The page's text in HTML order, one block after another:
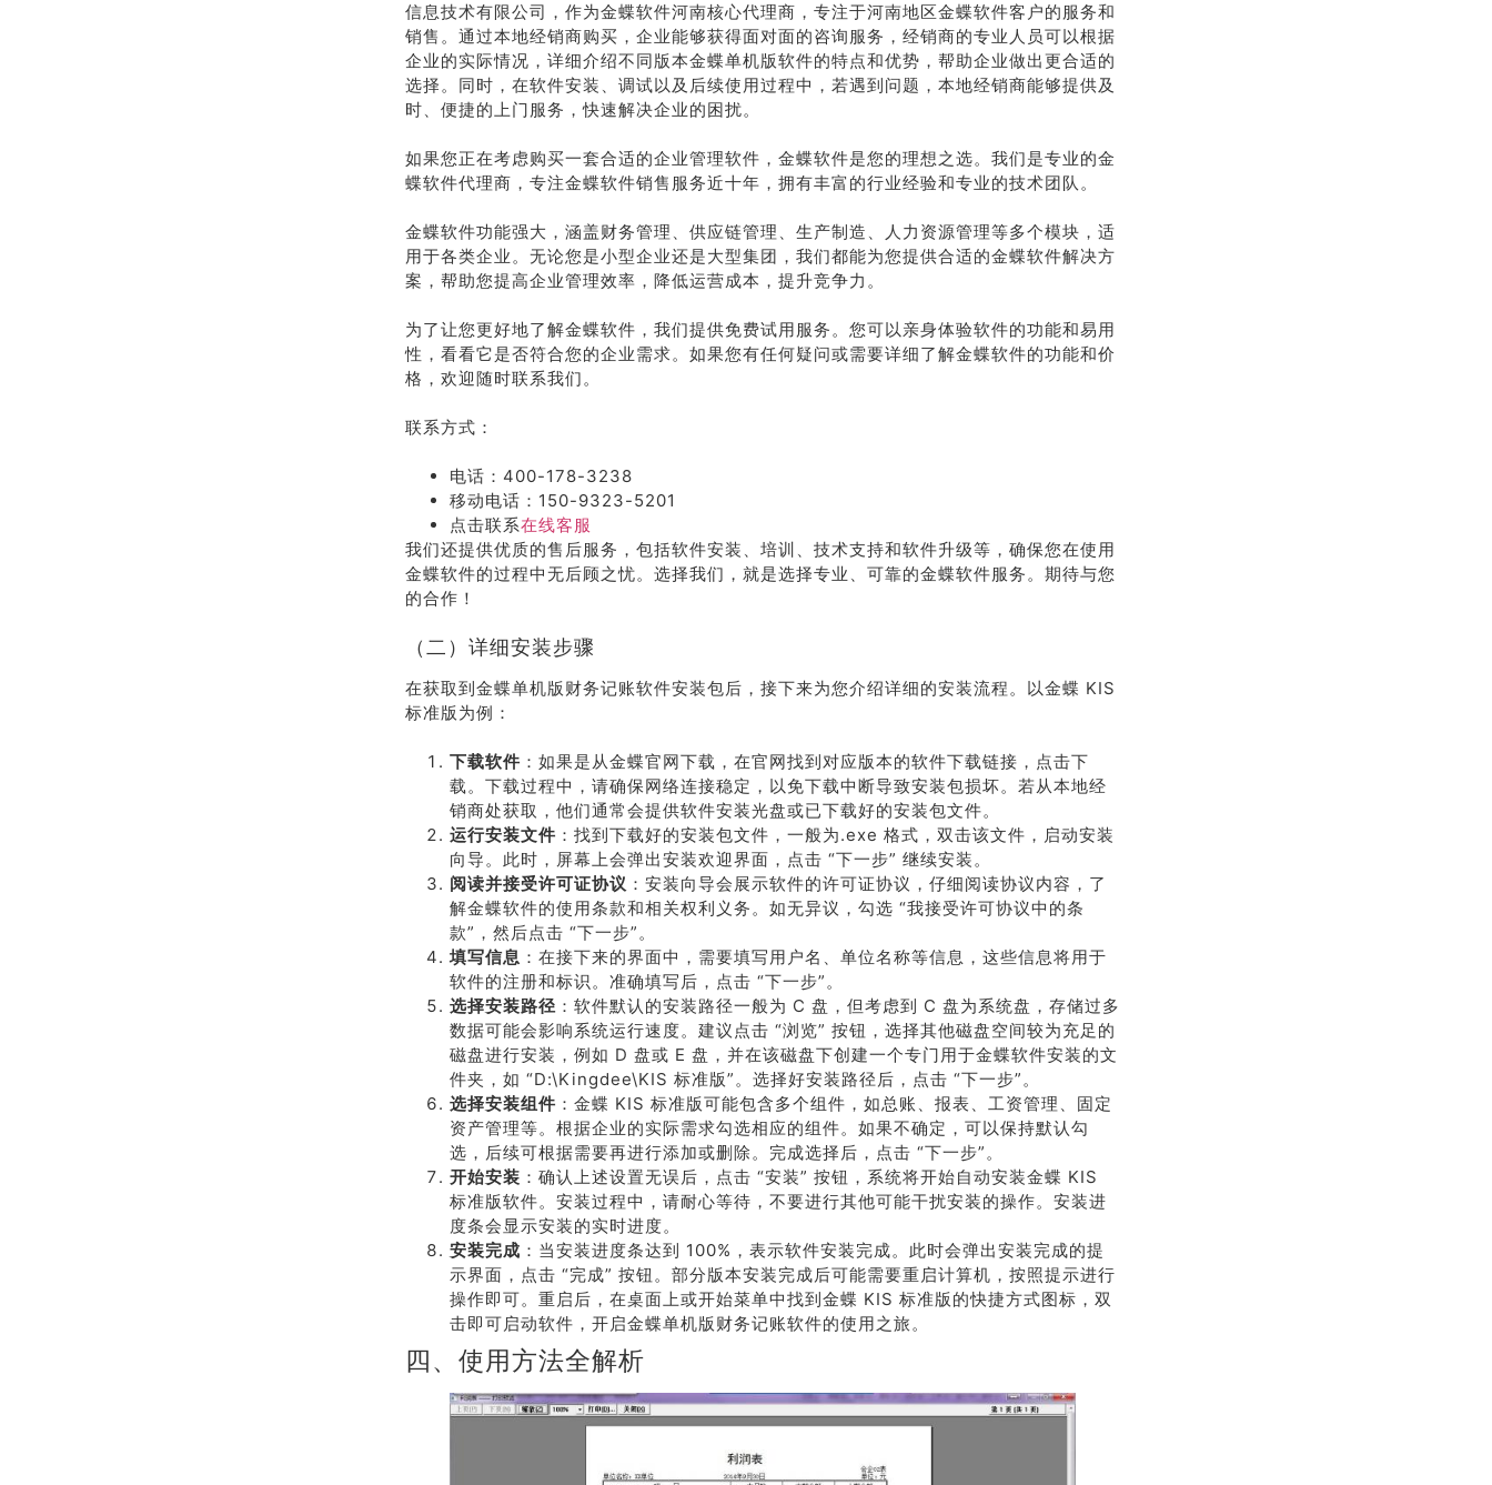
信息技术有限公司，作为金蝶软件河南核心代理商，专注于河南地区金蝶软件客户的服务和
销售。通过本地经销商购买，企业能够获得面对面的咨询服务，经销商的专业人员可以根据
企业的实际情况，详细介绍不同版本金蝶单机版软件的特点和优势，帮助企业做出更合适的
选择。同时，在软件安装、调试以及后续使用过程中，若遇到问题，本地经销商能够提供及
时、便捷的上门服务，快速解决企业的困扰。
如果您正在考虑购买一套合适的企业管理软件，金蝶软件是您的理想之选。我们是专业的金
蝶软件代理商，专注金蝶软件销售服务近十年，拥有丰富的行业经验和专业的技术团队。
金蝶软件功能强大，涵盖财务管理、供应链管理、生产制造、人力资源管理等多个模块，适
用于各类企业。无论您是小型企业还是大型集团，我们都能为您提供合适的金蝶软件解决方
案，帮助您提高企业管理效率，降低运营成本，提升竞争力。
为了让您更好地了解金蝶软件，我们提供免费试用服务。您可以亲身体验软件的功能和易用
性，看看它是否符合您的企业需求。如果您有任何疑问或需要详细了解金蝶软件的功能和价
格，欢迎随时联系我们。
联系方式：
电话：400-178-3238
移动电话：150-9323-5201
点击联系在线客服
我们还提供优质的售后服务，包括软件安装、培训、技术支持和软件升级等，确保您在使用
金蝶软件的过程中无后顾之忧。选择我们，就是选择专业、可靠的金蝶软件服务。期待与您
的合作！
（二）详细安装步骤
在获取到金蝶单机版财务记账软件安装包后，接下来为您介绍详细的安装流程。以金蝶 KIS
标准版为例：
下载软件 ：如果是从金蝶官网下载，在官网找到对应版本的软件下载链接，点击下
载。下载过程中，请确保网络连接稳定，以免下载中断导致安装包损坏。若从本地经
销商处获取，他们通常会提供软件安装光盘或已下载好的安装包文件。
运行安装文件 ：找到下载好的安装包文件，一般为.exe 格式，双击该文件，启动安装
向导。此时，屏幕上会弹出安装欢迎界面，点击 “下一步” 继续安装。
阅读并接受许可证协议 ：安装向导会展示软件的许可证协议，仔细阅读协议内容，了
解金蝶软件的使用条款和相关权利义务。如无异议，勾选 “我接受许可协议中的条
款”，然后点击 “下一步”。
填写信息 ：在接下来的界面中，需要填写用户名、单位名称等信息，这些信息将用于
软件的注册和标识。准确填写后，点击 “下一步”。
选择安装路径：软件默认的安装路径一般为 C 盘，但考虑到 C 盘为系统盘，存储过多
数据可能会影响系统运行速度。建议点击 “浏览” 按钮，选择其他磁盘空间较为充足的
磁盘进行安装，例如 D 盘或 E 盘，并在该磁盘下创建一个专门用于金蝶软件安装的文
件夹，如 “D:\Kingdee\KIS 标准版”。选择好安装路径后，点击 “下一步”。
选择安装组件 ：金蝶 KIS 标准版可能包含多个组件，如总账、报表、工资管理、固定
资产管理等。根据企业的实际需求勾选相应的组件。如果不确定，可以保持默认勾
选，后续可根据需要再进行添加或删除。完成选择后，点击 “下一步”。
开始安装 ：确认上述设置无误后，点击 “安装” 按钮，系统将开始自动安装金蝶 KIS
标准版软件。安装过程中，请耐心等待，不要进行其他可能干扰安装的操作。安装进
度条会显示安装的实时进度。
安装完成 ：当安装进度条达到 100%，表示软件安装完成。此时会弹出安装完成的提
示界面，点击 “完成” 按钮。部分版本安装完成后可能需要重启计算机，按照提示进行
操作即可。重启后，在桌面上或开始菜单中找到金蝶 KIS 标准版的快捷方式图标，双
击即可启动软件，开启金蝶单机版财务记账软件的使用之旅。
四、使用方法全解析